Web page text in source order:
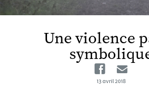
Une violence
13 avril 2018